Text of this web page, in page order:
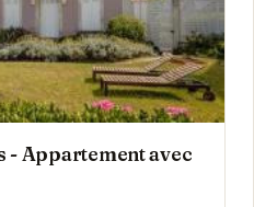
- Appartement avec